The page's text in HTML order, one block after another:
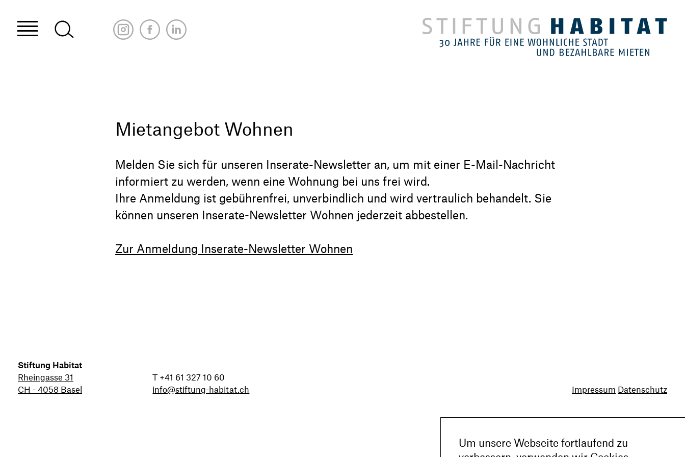
Mietangebot Wohnen
Melden Sie sich für unseren Inserate-Newsletter an, um mit einer E-Mail-Nachricht
informiert zu werden, wenn eine Wohnung bei uns frei wird.
Ihre Anmeldung ist gebührenfrei, unverbindlich und wird vertraulich behandelt. Sie
können unseren Inserate-Newsletter Wohnen jederzeit abbestellen.
Zur Anmeldung Inserate-Newsletter Wohnen
Stiftung Habitat
Rheingasse 31
CH - 4058 Basel
T +41 61 327 10 60
info@stiftung-habitat.ch Impressum Datenschutz
Um unsere Webseite fortlaufend zu